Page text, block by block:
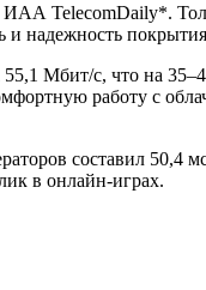
TelecomDaily*.
и надежность
Мбит/с, что на
работу с
составил 50,4
в онлайн-играх.